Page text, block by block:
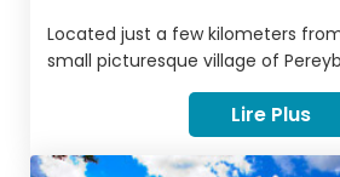
Located just a few kilometers
small picturesque village of
peace for travelers who dream of
Renowned for its superb public
less touristy than that of Grand
located in a strategic location
Lire Plus